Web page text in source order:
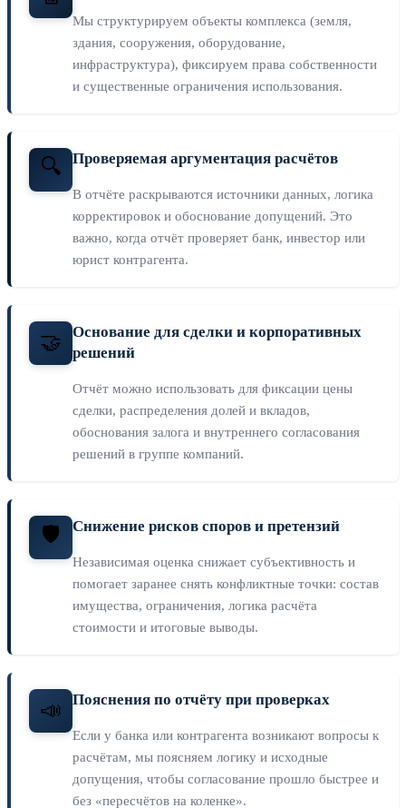
Мы структурируем объекты комплекса (земля,
здания, сооружения, оборудование,
инфраструктура), фиксируем права собственности
и существенные ограничения использования.
🔍 Проверяемая аргументация расчётов
В отчёте раскрываются источники данных, логика
корректировок и обоснование допущений. Это
важно, когда отчёт проверяет банк, инвестор или
юрист контрагента.
🤝
Основание для сделки и корпоративных
решений
Отчёт можно использовать для фиксации цены
сделки, распределения долей и вкладов,
обоснования залога и внутреннего согласования
решений в группе компаний.
🛡️ Снижение рисков споров и претензий
Независимая оценка снижает субъективность и
помогает заранее снять конфликтные точки: состав
имущества, ограничения, логика расчёта
стоимости и итоговые выводы.
📣 Пояснения по отчёту при проверках
Если у банка или контрагента возникают вопросы к
расчётам, мы поясняем логику и исходные
допущения, чтобы согласование прошло быстрее и
без «пересчётов на коленке».